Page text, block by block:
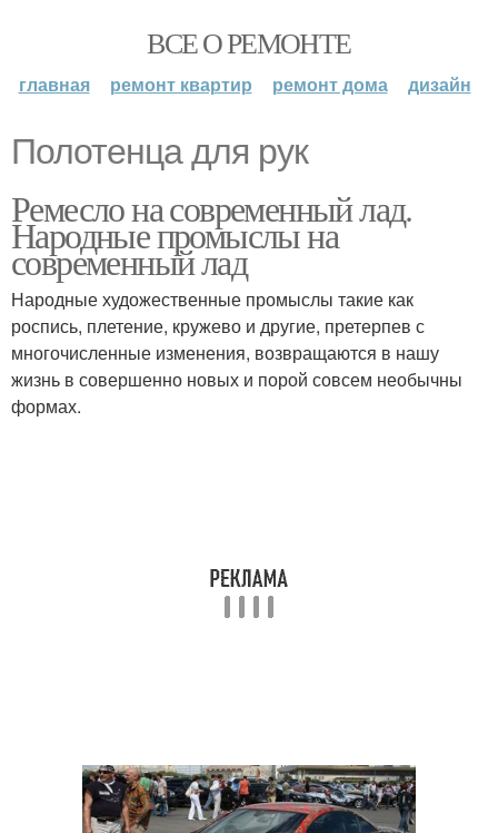
ВСЕ О РЕМОНТЕ
главная ремонт квартир ремонт дома дизайн
Полотенца для рук
Ремесло на современный лад.
Народные промыслы на
современный лад
Народные художественные промыслы такие как
роспись, плетение, кружево и другие, претерпев с
многочисленные изменения, возвращаются в нашу
жизнь в совершенно новых и порой совсем необычны
формах.